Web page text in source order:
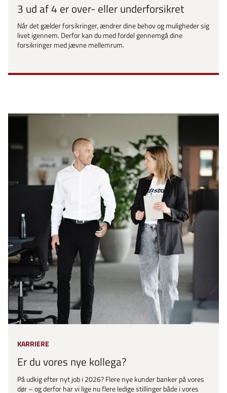
3 ud af 4 er over- eller underforsikret
Når det gælder forsikringer, ændrer dine behov og muligheder sig
livet igennem. Derfor kan du med fordel gennemgå dine
forsikringer med jævne mellemrum.
KARRIERE
Er du vores nye kollega?
På udkig efter nyt job i 2026? Flere nye kunder banker på vores
dør – og derfor har vi lige nu flere ledige stillinger både i vores